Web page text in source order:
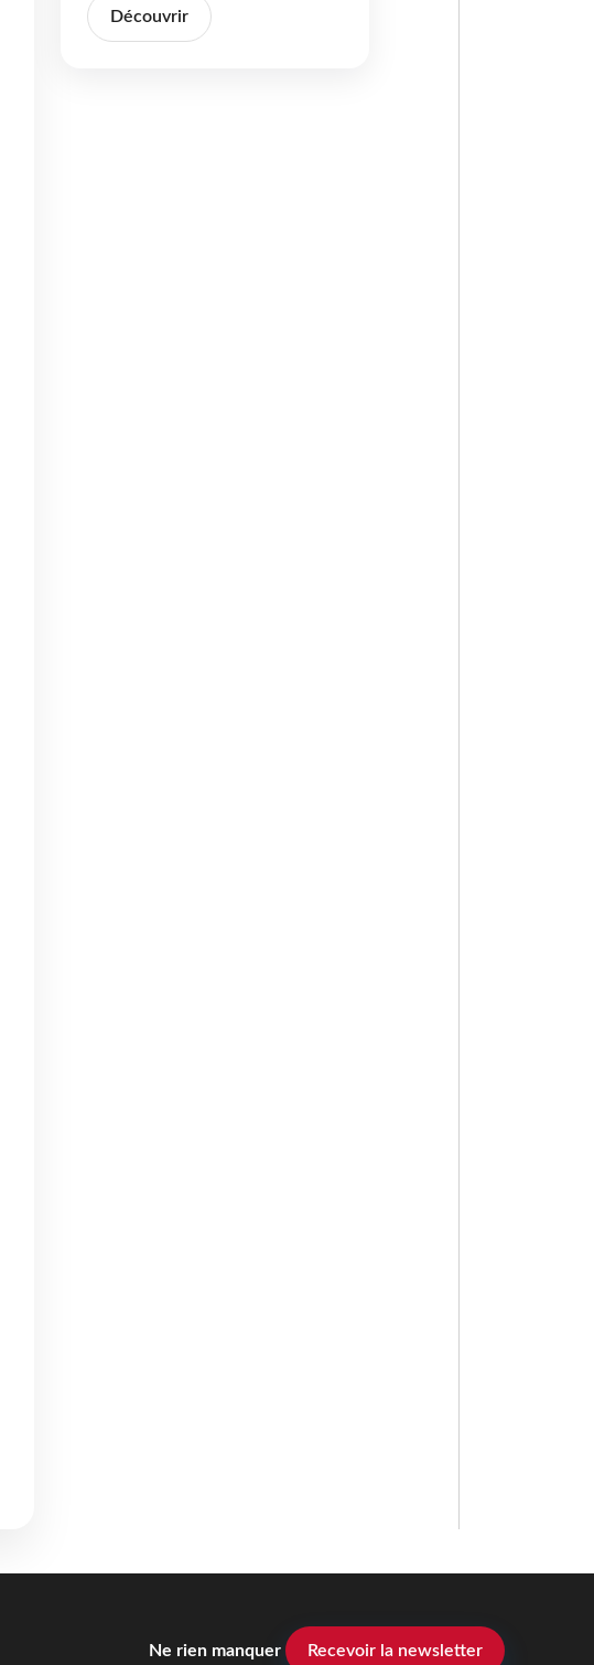
Découvrir
Ne rien manquer Recevoir la newsletter